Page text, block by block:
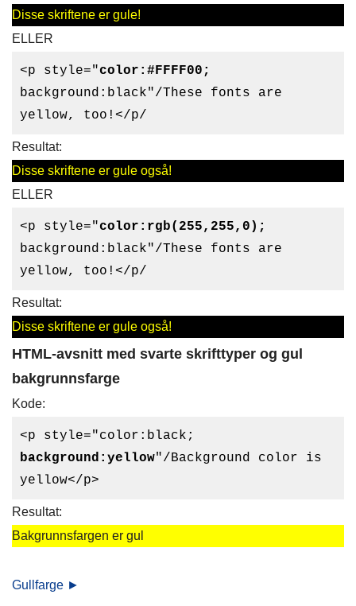
Disse skriftene er gule!
ELLER
<p style="color:#FFFF00;
background:black"/These fonts are
yellow, too!</p/
Resultat:
Disse skriftene er gule også!
ELLER
<p style="color:rgb(255,255,0);
background:black"/These fonts are
yellow, too!</p/
Resultat:
Disse skriftene er gule også!
HTML-avsnitt med svarte skrifttyper og gul
bakgrunnsfarge
Kode:
<p style="color:black;
background:yellow"/Background color is
yellow</p>
Resultat:
Bakgrunnsfargen er gul
Gullfarge ►